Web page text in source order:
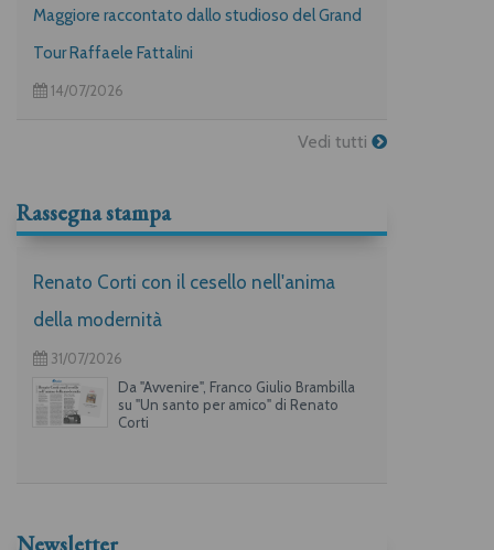
Maggiore raccontato dallo studioso del Grand
Tour Raffaele Fattalini
14/07/2026
Vedi tutti
Rassegna stampa
Renato Corti con il cesello nell'anima
della modernità
31/07/2026
Da "Avvenire", Franco Giulio Brambilla
su "Un santo per amico" di Renato
Corti